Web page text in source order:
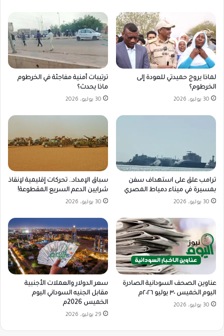
لماذا يروج حميدتي للعودة إلى
الخرطوم؟
30 يوليو، 2026
ترتيبات أمنية مفاجئة في الخرطوم
ماذا يحدث؟
30 يوليو، 2026
ترامب علق على استهداف سفن
بمسيرة في ميناء دمياط المصري
30 يوليو، 2026
سباق الإمداد.. تحركات إقليمية لإنقاذ
شرايين الدعم السريع المقطوعة!
30 يوليو، 2026
عناوين الصحف السودانية الصادرة
اليوم الخميس ٣٠ يوليو ٢٠٢٦م
30 يوليو، 2026
سعر الدولار والعملات الأجنبية
مقابل الجنيه السوداني اليوم
الخميس 2026م
29 يوليو، 2026